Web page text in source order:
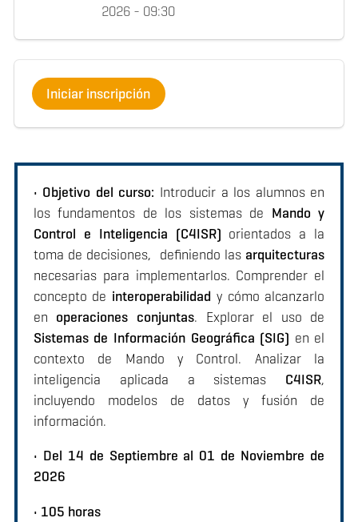
2026 - 09:30
Iniciar inscripción
• Objetivo del curso: Introducir a los alumnos en
los fundamentos de los sistemas de Mando y
Control e Inteligencia (C4ISR) orientados a la
toma de decisiones, definiendo las arquitecturas
necesarias para implementarlos. Comprender el
concepto de interoperabilidad y cómo alcanzarlo
en operaciones conjuntas. Explorar el uso de
Sistemas de Información Geográfica (SIG) en el
contexto de Mando y Control. Analizar la
inteligencia aplicada a sistemas C4ISR,
incluyendo modelos de datos y fusión de
información.
• Del 14 de Septiembre al 01 de Noviembre de
2026
• 105 horas